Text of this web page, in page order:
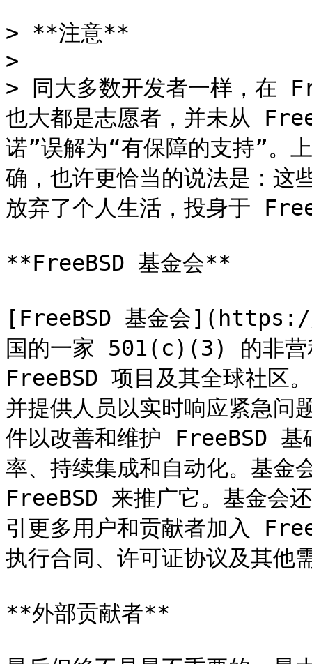
> **注意**
>
> 同大多数开发者一样，在
也大都是志愿者，并未从
诺”误解为“有保障的支持”。
确，也许更恰当的说法是：这
放弃了个人生活，投身于
**FreeBSD 基金会**
[FreeBSD 基金会
国的一家 501(c)(3) 的非营
FreeBSD 项目及其全球社区
并提供人员以实时响应紧急问
件以改善和维护 FreeBSD 基
率、持续集成和自动化。基金
FreeBSD 来推广它。基金会
引更多用户和贡献者加入
执行合同、许可证协议及其他
**外部贡献者**